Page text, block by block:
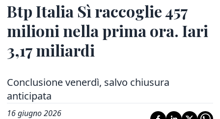
Btp Italia Sì raccoglie 457
milioni nella prima ora. Iari
3,17 miliardi
Conclusione venerdì, salvo chiusura
anticipata
16 giugno 2026